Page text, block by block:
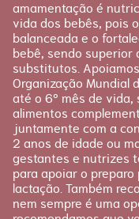
Fale conosco
Etapas
Gravidez
Planejamento
Pós-parto
amamentação é
vida dos bebês, pois
balanceada e o
bebê, sendo superior
substitutos.
Organização Mundial
até o 6º mês de
alimentos
juntamente com a
2 anos de idade ou
gestantes e nutrizes
para apoiar o
lactação. Também
nem sempre é uma